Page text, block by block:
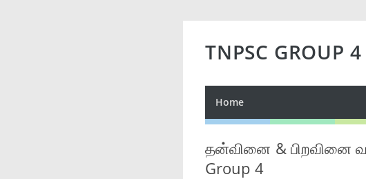
TNPSC GROUP 4
Home
தன்வினை & பிறவினை
Group 4